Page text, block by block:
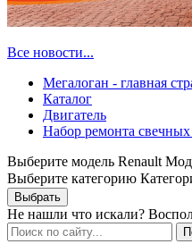
Все новости...
Мегалоган - главная
Каталог
Двигатель
Набор ремонта
Выберите модель Renault
Выберите категорию
Не нашли что искали?